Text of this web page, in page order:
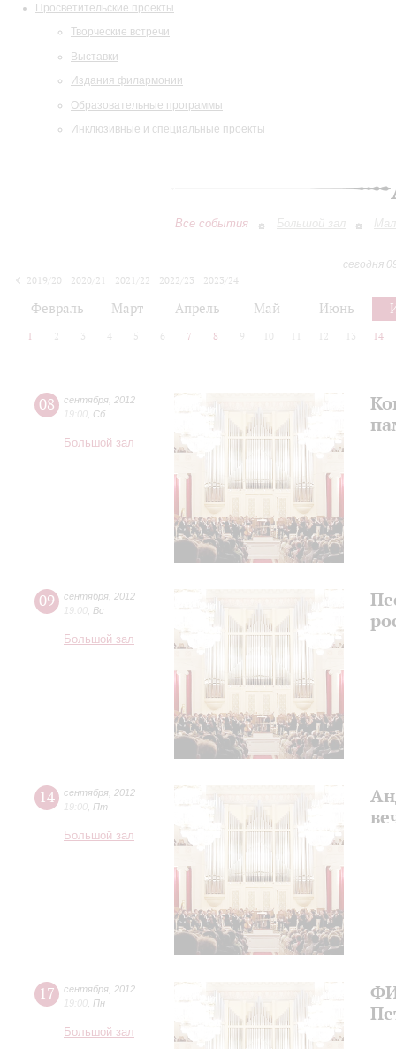
Просветительские проекты
Творческие встречи
Выставки
Издания филармонии
Образовательные программы
Инклюзивные и специальные проекты
Все события Большой зал
сегодня
2019/20
2020/21 2021/22 2022/23
2023/24
Февраль Март Апрель Май Июнь
1 2 3 4 5 6 7 8 9 10 12 13 14
08 сентября 2012
19:00 Сб
Большой зал
09 сентября 2012
19:00 Вс
Большой зал
14 сентября 2012
19:00 Пт
Большой зал
17 сентября 2012
19:00 Пн
Большой зал